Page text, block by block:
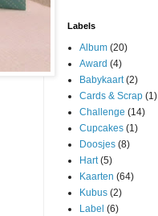
Labels
Album (20)
Award (4)
Babykaart (2)
Cards & Scrap (1)
Challenge (14)
Cupcakes (1)
Doosjes (8)
Hart (5)
Kaarten (64)
Kubus (2)
Label (6)